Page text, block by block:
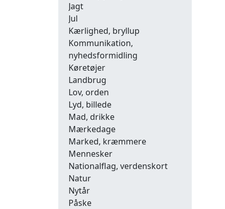
Jagt
Jul
Kærlighed, bryllup
Kommunikation,
nyhedsformidling
Køretøjer
Landbrug
Lov, orden
Lyd, billede
Mad, drikke
Mærkedage
Marked, kræmmere
Mennesker
Nationalflag, verdenskort
Natur
Nytår
Påske